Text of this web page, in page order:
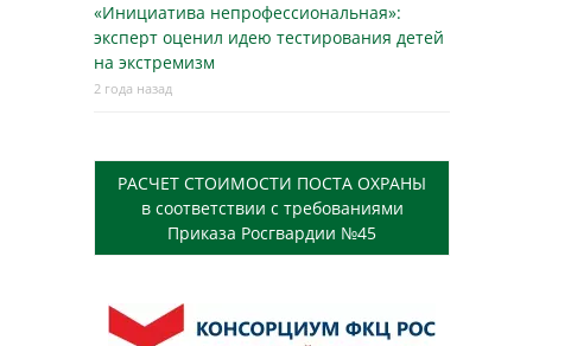
«Инициатива непрофессиональная»:
эксперт оценил идею тестирования детей
на экстремизм
2 года назад
РАСЧЕТ СТОИМОСТИ ПОСТА ОХРАНЫ
в соответствии с требованиями
Приказа Росгвардии №45